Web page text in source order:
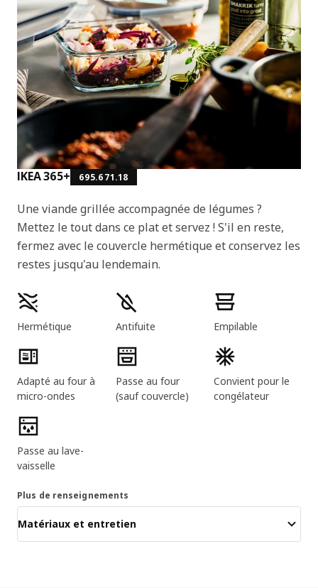
IKEA 365+ 695.671.18
Une viande grillée accompagnée de légumes ?
Mettez le tout dans ce plat et servez ! S'il en reste,
fermez avec le couvercle hermétique et conservez les
restes jusqu'au lendemain.
Caractéristiques principales
Hermétique Antifuite Empilable
Adapté au four à
micro-ondes
Passe au four
(sauf couvercle)
Convient pour le
congélateur
Passe au lave-
vaisselle
Plus de renseignements
Matériaux et entretien